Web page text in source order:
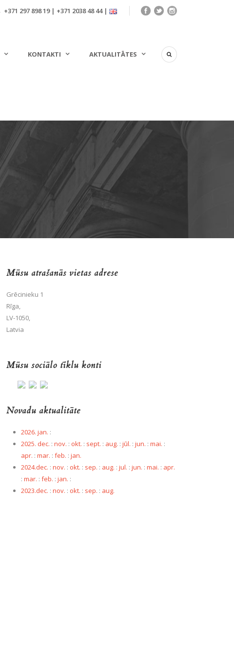
+371 297 898 19 | +371 2038 48 44 |
KONTAKTI AKTUALITĀTES
Mūsu atrašanās vietas adrese
Grēcinieku 1
Rīga,
LV-1050,
Latvia
Mūsu sociālo tīklu konti
Novadu aktualitāte
2026. jan. :
2025. dec. : nov. : okt. : sept. : aug. : jūl. : jun. : mai. :
apr. : mar. : feb. : jan.
2024.dec. : nov. : okt. : sep. : aug. : jul. : jun. : mai. : apr.
: mar. : feb. : jan. :
2023.dec. : nov. : okt. : sep. : aug.